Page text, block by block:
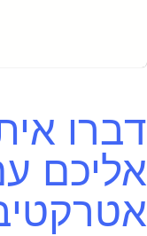
דברו
אליכם